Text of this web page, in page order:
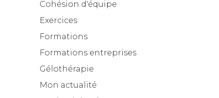
Cohésion d'équipe
Exercices
Formations
Formations entreprises
Gélothérapie
Mon actualité